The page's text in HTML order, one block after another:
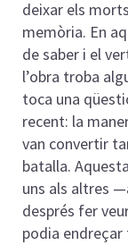
deixar els
memòria. En
de saber i el
l’obra troba
toca una
recent: la
van convertir
batalla.
uns als altres
després fer
podia